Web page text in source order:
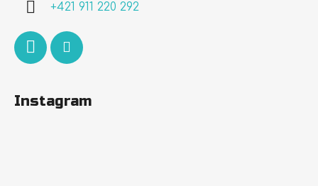
+421 911 220 292
Instagram